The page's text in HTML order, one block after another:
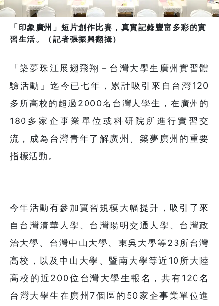
「印象廣州」短片創作比賽，真實記錄豐富多彩的實
習生活。（記者張振興翻攝）
「築夢珠江展翅飛翔－台灣大學生廣州實習體
驗活動」迄今已七年，累計吸引來自台灣120
多所高校的超過2000名台灣大學生，在廣州的
180多家企事業單位或科研院所進行實習交
流，成為台灣青年了解廣州、築夢廣州的重要
指標活動。
今年活動有參加實習規模大幅提升，吸引了來
自台灣清華大學、台灣陽明交通大學、台灣政
治大學、台灣中山大學、東吳大學等23所台灣
高校，以及中山大學、暨南大學等近10所大陸
高校的近200位台灣大學生報名，共有120名
台灣大學生在廣州7個區的50家企事業單位進